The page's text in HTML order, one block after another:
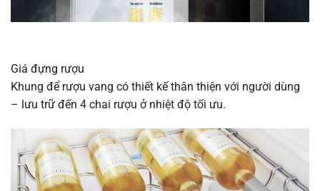
Giá đựng rượu
Khung để rượu vang có thiết kế thân thiện với người dùng
– lưu trữ đến 4 chai rượu ở nhiệt độ tối ưu.